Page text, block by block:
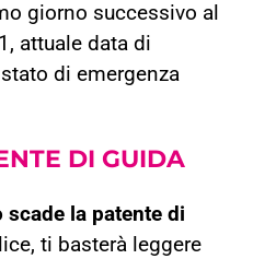
giorno successivo al
attuale data di
di emergenza
DI GUIDA
scade la patente di
ti basterà leggere